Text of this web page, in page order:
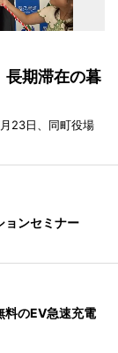
期滞在の暮
23日、同町役場
ョンセミナー
料のEV急速充電